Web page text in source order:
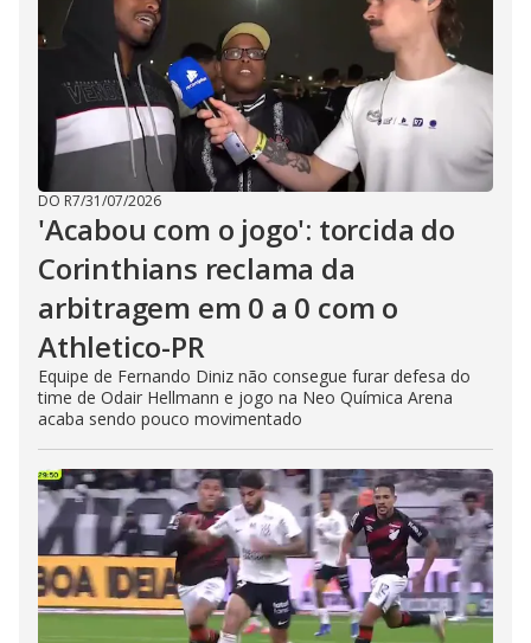
DO R7/31/07/2026
'Acabou com o jogo': torcida do
Corinthians reclama da
arbitragem em 0 a 0 com o
Athletico-PR
Equipe de Fernando Diniz não consegue furar defesa do
time de Odair Hellmann e jogo na Neo Química Arena
acaba sendo pouco movimentado